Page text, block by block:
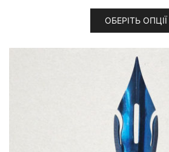
ОБЕРІТЬ ОПЦІЇ